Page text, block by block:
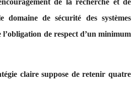
de la recherche et de
domaine de sécurité des systèmes
de respect d’un minimum
claire suppose de retenir quatre